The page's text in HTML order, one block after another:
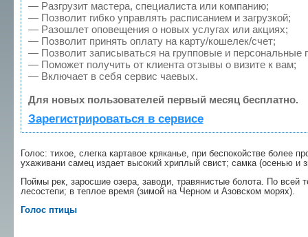
— Разгрузит мастера, специалиста или компанию;
— Позволит гибко управлять расписанием и загрузкой;
— Разошлет оповещения о новых услугах или акциях;
— Позволит принять оплату на карту/кошелек/счет;
— Позволит записываться на групповые и персональные
— Поможет получить от клиента отзывы о визите к вам;
— Включает в себя сервис чаевых.
Для новых пользователей первый месяц бесплатно.
Зарегистрироваться в сервисе
Голос: тихое, слегка картавое кряканье, при беспокойстве более
ухаживани самец издает высокий хриплый свист; самка (осенью и
Поймы рек, заросшие озера, заводи, травянистые болота. По всей
лесостепи; в теплое время (зимой на Черном и Азовском морях).
Голос птицы